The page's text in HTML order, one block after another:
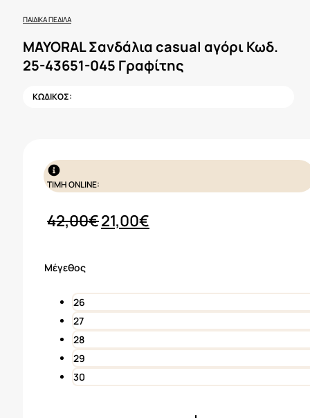
ΠΑΙΔΙΚΆ ΠΈΔΙΛΑ
MAYORAL Σανδάλια casual αγόρι Κωδ.
25-43651-045 Γραφίτης
ΚΩΔΙΚΟΣ:
ΤΙΜΗ ONLINE:
42,00€Original
21,00€
Μέγεθος
26
27
28
29
30